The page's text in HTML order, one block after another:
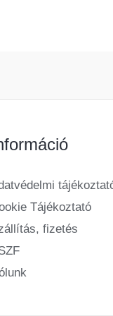
Tájékoztató
fizetés